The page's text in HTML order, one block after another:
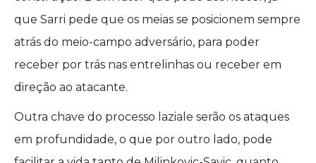
que Sarri pede que os meias se posicionem sempre
atrás do meio-campo adversário, para poder
receber por trás nas entrelinhas ou receber em
direção ao atacante.
Outra chave do processo laziale serão os ataques
em profundidade, o que por outro lado, pode